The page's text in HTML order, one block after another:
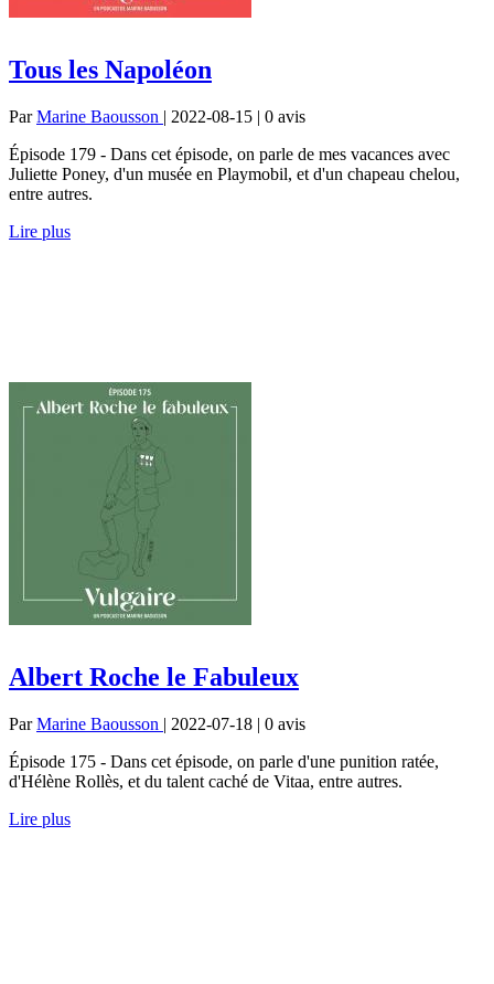
Tous les Napoléon
ParMarine Baousson | 2022-08-15 | 0 avis
Épisode 179 - Dans cet épisode, on parle de mes vacances avec
Juliette Poney, d'un musée en Playmobil, et d'un chapeau chelou,
entre autres.
Lire plus
Albert Roche le Fabuleux
ParMarine Baousson | 2022-07-18 | 0 avis
Épisode 175 - Dans cet épisode, on parle d'une punition ratée,
d'Hélène Rollès, et du talent caché de Vitaa, entre autres.
Lire plus